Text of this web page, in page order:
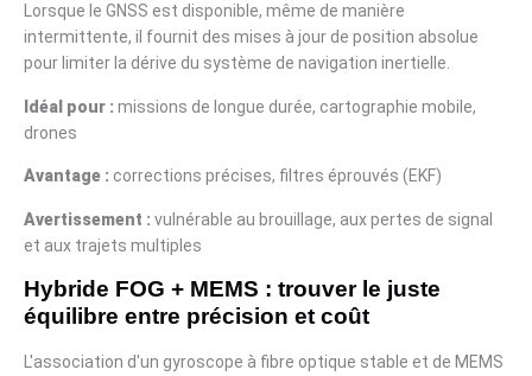
Lorsque le GNSS est disponible, même de manière
intermittente, il fournit des mises à jour de position absolue
pour limiter la dérive du système de navigation inertielle.
Idéal pour : missions de longue durée, cartographie mobile,
drones
Avantage : corrections précises, filtres éprouvés (EKF)
Avertissement : vulnérable au brouillage, aux pertes de signal
et aux trajets multiples
Hybride FOG + MEMS : trouver le juste
équilibre entre précision et coût
L'association d'un gyroscope à fibre optique stable et de MEMS